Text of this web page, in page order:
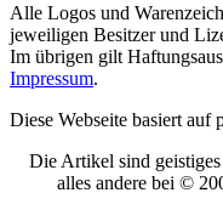
Alle Logos und
jeweiligen Besitzer und
Im übrigen gilt
Impressum.
Diese Webseite basiert auf
Die Artikel sind
alles andere bei ©